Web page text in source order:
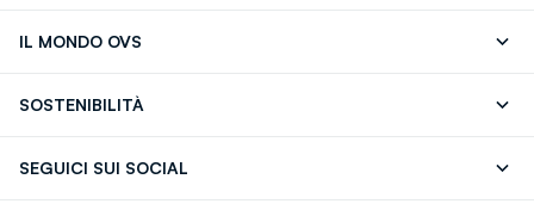
IL MONDO OVS
Giftcard
SOSTENIBILITÀ
SEGUICI SUI SOCIAL